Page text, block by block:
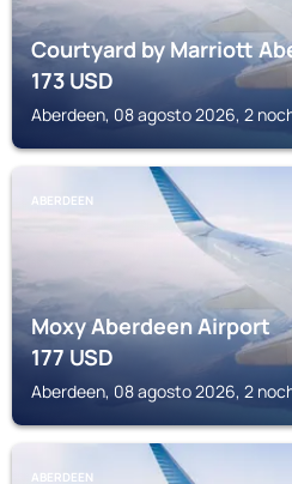
Courtyard by Marriott
173USD
Aberdeen, 08 agosto 2026, 2
ABERDEEN
Moxy Aberdeen Airport
177USD
Aberdeen, 08 agosto 2026, 2
ABERDEEN